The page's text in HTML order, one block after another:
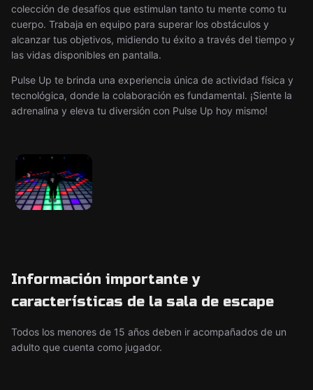
colección de desafíos que estimulan tanto tu mente como tu
cuerpo. Trabaja en equipo para superar los obstáculos y
alcanzar tus objetivos, midiendo tu éxito a través del tiempo y
las vidas disponibles en pantalla.
Pulse Up te brinda una experiencia única de actividad física y
tecnológica, donde la colaboración es fundamental. ¡Siente la
adrenalina y eleva tu diversión con Pulse Up hoy mismo!
Información importante y
características de la sala de escape
Todos los menores de 15 años deben ir acompañados de un
adulto que cuenta como jugador.